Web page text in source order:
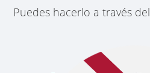
Puedes hacerlo a través del